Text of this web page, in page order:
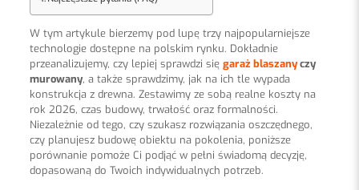
W tym artykule bierzemy pod lupę trzy najpopularniejsze
technologie dostępne na polskim rynku. Dokładnie
przeanalizujemy, czy lepiej sprawdzi się garaż blaszanyczy
murowany, a także sprawdzimy, jak na ich tle wypada
konstrukcja z drewna. Zestawimy ze sobą realne koszty na
rok 2026, czas budowy, trwałość oraz formalności.
Niezależnie od tego, czy szukasz rozwiązania oszczędnego,
czy planujesz budowę obiektu na pokolenia, poniższe
porównanie pomoże Ci podjąć w pełni świadomą decyzję,
dopasowaną do Twoich indywidualnych potrzeb.